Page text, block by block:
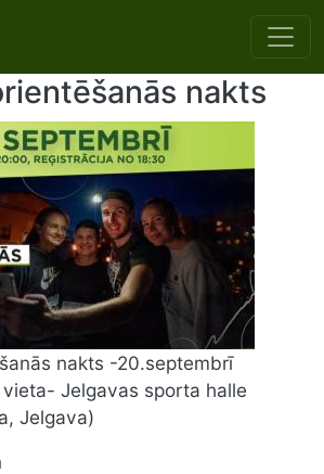
nakts
nakts -20.septembrī
Jelgavas sporta halle
Jelgava)